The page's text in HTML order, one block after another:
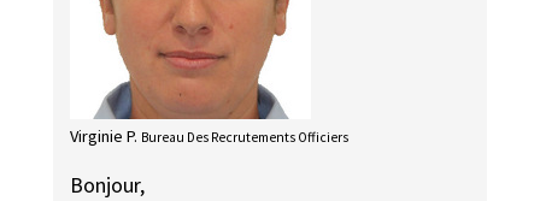
Virginie P. Bureau Des Recrutements Officiers
Bonjour,